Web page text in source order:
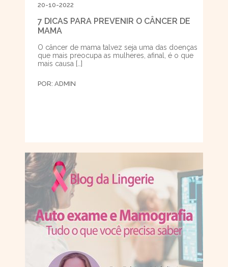
20-10-2022
7 DICAS PARA PREVENIR O CÂNCER DE
MAMA
O câncer de mama talvez seja uma das doenças
que mais preocupa as mulheres, afinal, é o que
mais causa […]
POR: ADMIN